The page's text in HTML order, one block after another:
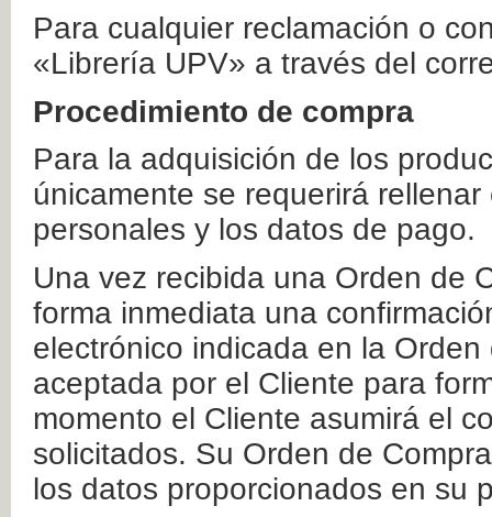
Para cualquier reclamación o
«Librería UPV» a través del
Procedimiento de compra
Para la adquisición de los
únicamente se requerirá
personales y los datos de pago.
Una vez recibida una Orden de
forma inmediata una
electrónico indicada en la
aceptada por el Cliente para
momento el Cliente asumirá el
solicitados. Su Orden de
los datos proporcionados en su